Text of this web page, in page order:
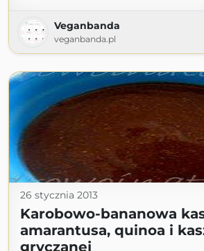
Veganbanda
veganbanda.pl
26 stycznia 2013
Karobowo-bananowa
amarantusa, quinoa i
gryczanej